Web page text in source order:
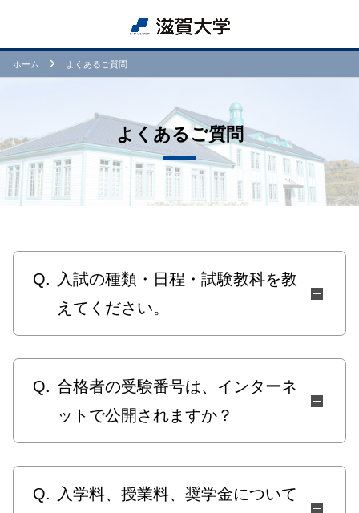
ホーム よくあるご質問
よくあるご質問
Q.
入試の種類・日程・試験教科を教
えてください。
Q. 合格者の受験番号は、インターネ
ットで公開されますか？
Q.
入学料、授業料、奨学金について